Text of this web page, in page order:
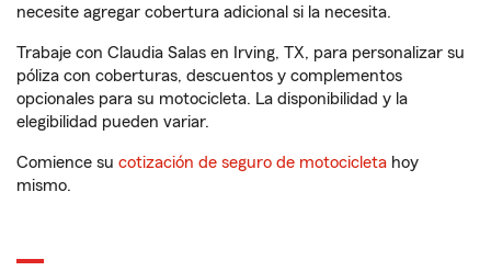
necesite agregar cobertura adicional si la necesita.
Trabaje con Claudia Salas en Irving, TX, para personalizar su
póliza con coberturas, descuentos y complementos
opcionales para su motocicleta. La disponibilidad y la
elegibilidad pueden variar.
Comience su cotización de seguro de motocicleta hoy
mismo.